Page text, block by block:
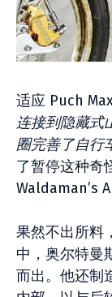
适应 Puch
连接到隐藏式
圈完善了自行
了暂停这种奇
Waldaman’s
果然不出所料
中，奥尔特曼
而出。他还制